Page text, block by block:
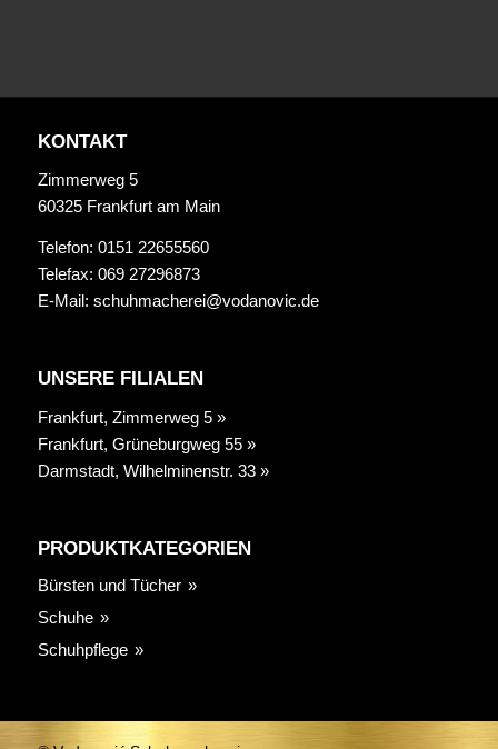
KONTAKT
Zimmerweg 5
60325 Frankfurt am Main
Telefon: 0151 22655560
Telefax: 069 27296873
E-Mail: schuhmacherei@vodanovic.de
UNSERE FILIALEN
Frankfurt, Zimmerweg 5 »
Frankfurt, Grüneburgweg 55 »
Darmstadt, Wilhelminenstr. 33 »
PRODUKTKATEGORIEN
Bürsten und Tücher
Schuhe
Schuhpflege